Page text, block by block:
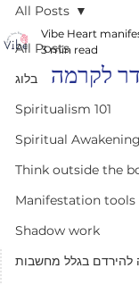
All Posts
בלוג
Spiritualism 101
Spiritual Awakening
Think outside the
Manifestation tools
Shadow work
All Posts
לקרמה
Vibe Heart
3 min read